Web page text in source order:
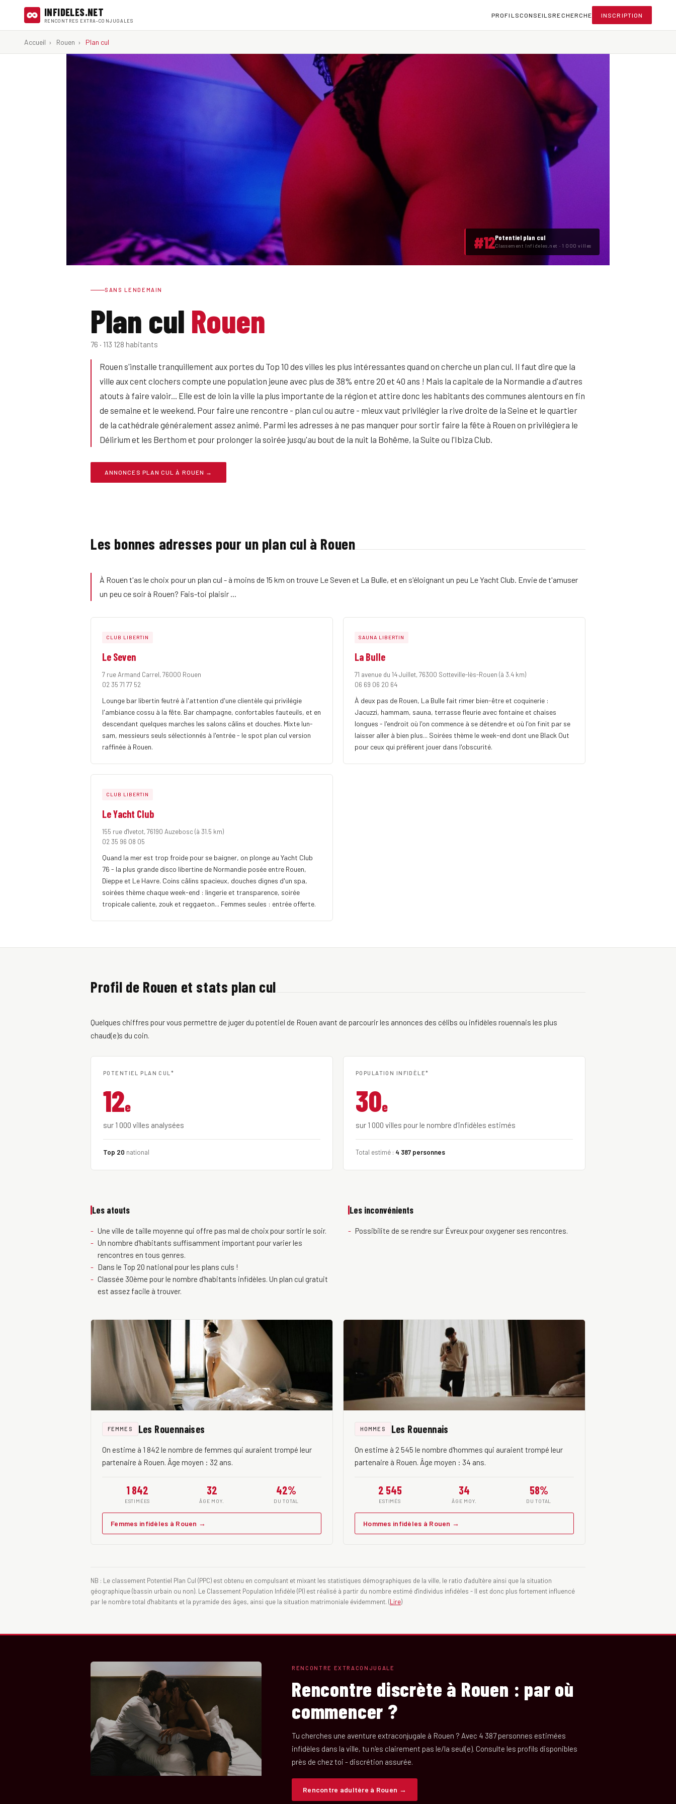
INFIDELES.NET
RENCONTRES EXTRA-CONJUGALES
PROFILSCONSEILSRECHERCHE INSCRIPTION
Accueil › Rouen › Plan cul
#12Potentiel plan cul
Classement Infideles.net · 1 000 villes
SANS LENDEMAIN
Plan cul Rouen
76 · 113 128 habitants
Rouen s'installe tranquillement aux portes du Top 10 des villes les plus intéressantes quand on cherche un plan cul. Il faut dire que la
ville aux cent clochers compte une population jeune avec plus de 38% entre 20 et 40 ans ! Mais la capitale de la Normandie a d'autres
atouts à faire valoir... Elle est de loin la ville la plus importante de la région et attire donc les habitants des communes alentours en fin
de semaine et le weekend. Pour faire une rencontre - plan cul ou autre - mieux vaut privilégier la rive droite de la Seine et le quartier
de la cathédrale généralement assez animé. Parmi les adresses à ne pas manquer pour sortir faire la fête à Rouen on privilégiera le
Délirium et les Berthom et pour prolonger la soirée jusqu'au bout de la nuit la Bohême, la Suite ou l'Ibiza Club.
ANNONCES PLAN CUL À ROUEN →
Les bonnes adresses pour un plan cul à Rouen
À Rouen t'as le choix pour un plan cul - à moins de 15 km on trouve Le Seven et La Bulle, et en s'éloignant un peu Le Yacht Club. Envie de t'amuser
un peu ce soir à Rouen? Fais-toi plaisir ...
CLUB LIBERTIN
Le Seven
7 rue Armand Carrel, 76000 Rouen
02 35 71 77 52
Lounge bar libertin feutré à l'attention d'une clientèle qui privilégie
l'ambiance cossu à la fête. Bar champagne, confortables fauteuils, et en
descendant quelques marches les salons câlins et douches. Mixte lun-
sam, messieurs seuls sélectionnés à l'entrée - le spot plan cul version
raffinée à Rouen.
SAUNA LIBERTIN
La Bulle
71 avenue du 14 Juillet, 76300 Sotteville-lès-Rouen (à 3.4 km)
06 69 06 20 64
À deux pas de Rouen, La Bulle fait rimer bien-être et coquinerie :
Jacuzzi, hammam, sauna, terrasse fleurie avec fontaine et chaises
longues - l'endroit où l'on commence à se détendre et où l'on finit par se
laisser aller à bien plus... Soirées thème le week-end dont une Black Out
pour ceux qui préfèrent jouer dans l'obscurité.
CLUB LIBERTIN
Le Yacht Club
155 rue d'Ivetot, 76190 Auzebosc(à 31.5 km)
02 35 96 08 05
Quand la mer est trop froide pour se baigner, on plonge au Yacht Club
76 - la plus grande disco libertine de Normandie posée entre Rouen,
Dieppe et Le Havre. Coins câlins spacieux, douches dignes d'un spa,
soirées thème chaque week-end : lingerie et transparence, soirée
tropicale caliente, zouk et reggaeton... Femmes seules : entrée offerte.
Profil de Rouen et stats plan cul
Quelques chiffres pour vous permettre de juger du potentiel de Rouen avant de parcourir les annonces des célibs ou infidèles rouennais les plus
chaud(e)s du coin.
POTENTIEL PLAN CUL*
12e
sur 1 000 villes analysées
Top 20 national
POPULATION INFIDÈLE*
30e
sur 1 000 villes pour le nombre d'infidèles estimés
Total estimé : 4 387 personnes
Les atouts
Une ville de taille moyenne qui offre pas mal de choix pour sortir le soir.
Un nombre d'habitants suffisamment important pour varier les
rencontres en tous genres.
Dans le Top 20 national pour les plans culs !
Classée 30ème pour le nombre d'habitants infidèles. Un plan cul gratuit
est assez facile à trouver.
Les inconvénients
Possibilite de se rendre sur Évreux pour oxygener ses rencontres.
FEMMES Les Rouennaises
On estime à 1 842 le nombre de femmes qui auraient trompé leur
partenaire à Rouen. Âge moyen : 32 ans.
1 842
ESTIMÉES
32
ÂGE MOY.
42%
DU TOTAL
Femmes infidèles à Rouen →
HOMMES Les Rouennais
On estime à 2 545 le nombre d'hommes qui auraient trompé leur
partenaire à Rouen. Âge moyen : 34 ans.
2 545
ESTIMÉS
34
ÂGE MOY.
58%
DU TOTAL
Hommes infidèles à Rouen →
NB : Le classement Potentiel Plan Cul (PPC) est obtenu en compulsant et mixant les statistiques démographiques de la ville, le ratio d'adultère ainsi que la situation
géographique (bassin urbain ou non). Le Classement Population Infidèle (PI) est réalisé à partir du nombre estimé d'individus infidèles - Il est donc plus fortement influencé
par le nombre total d'habitants et la pyramide des âges, ainsi que la situation matrimoniale évidemment. (Lire)
RENCONTRE EXTRACONJUGALE
Rencontre discrète à Rouen : par où
commencer ?
Tu cherches une aventure extraconjugale à Rouen ? Avec 4 387 personnes estimées
infidèles dans la ville, tu n'es clairement pas le/la seul(e). Consulte les profils disponibles
près de chez toi - discrétion assurée.
Rencontre adultère à Rouen →